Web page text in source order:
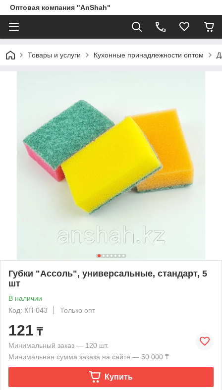
Оптовая компания "AnShah"
Товары и услуги Кухонные принадлежности оптом
Губки "Ассоль", универсальные, стандарт, 5
шт
В наличии
Код: КП-043
Только опт
121 ₸
Минимальный заказ — 120 шт.
Минимальная сумма заказа на сайте — 50 000 ₸
Купить